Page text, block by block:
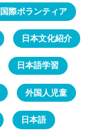
国際ボランティア
日本文化紹介
日本語学習
外国人児童
日本語